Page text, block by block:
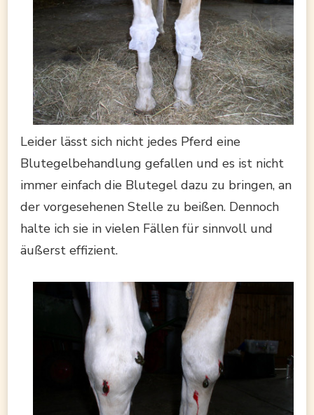
Leider lässt sich nicht jedes Pferd eine
Blutegelbehandlung gefallen und es ist nicht
immer einfach die Blutegel dazu zu bringen, an
der vorgesehenen Stelle zu beißen. Dennoch
halte ich sie in vielen Fällen für sinnvoll und
äußerst effizient.